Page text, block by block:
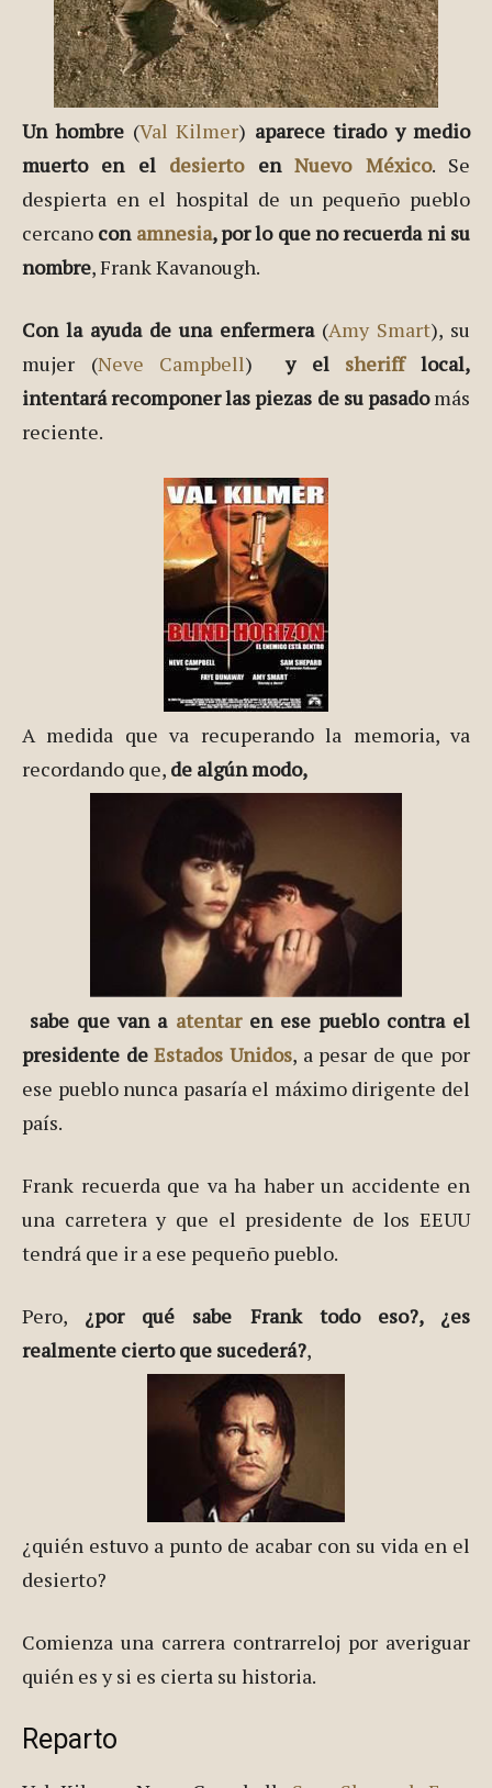
Un hombre (Val Kilmer) aparece tirado y medio
muerto en el desiertoenNuevo México. Se
despierta en el hospital de un pequeño pueblo
cercano con amnesia, por lo que no recuerda ni su
nombre, Frank Kavanough.
Con la ayuda de una enfermera(Amy Smart), su
mujer (Neve Campbell)y el sherifflocal,
intentará recomponer las piezas de su pasadomás
reciente.
A medida que va recuperando la memoria, va
recordando que, de algún modo,
sabe que van a atentaren ese pueblo contra el
presidente deEstados Unidos, a pesar de que por
ese pueblo nunca pasaría el máximo dirigente del
país.
Frank recuerda que va ha haber un accidente en
una carretera y que el presidente de los EEUU
tendrá que ir a ese pequeño pueblo.
Pero, ¿por qué sabe Frank todo eso?, ¿es
realmente cierto que sucederá?,
¿quién estuvo a punto de acabar con su vida en el
desierto?
Comienza una carrera contrarreloj por averiguar
quién es y si es cierta su historia.
Reparto